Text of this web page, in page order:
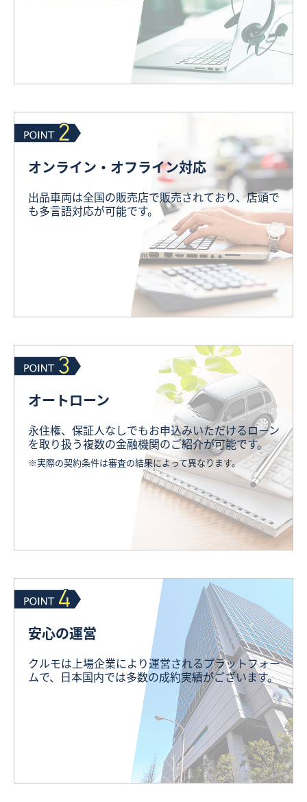
オンライン・オフライン対応
出品車両は全国の販売店で販売されており、店頭で
も多言語対応が可能です。
オートローン
永住権、保証人なしでもお申込みいただけるローン
を取り扱う複数の金融機関のご紹介が可能です。
※実際の契約条件は審査の結果によって異なります。
安心の運営
クルモは上場企業により運営されるプラットフォー
ムで、日本国内では多数の成約実績がございます。